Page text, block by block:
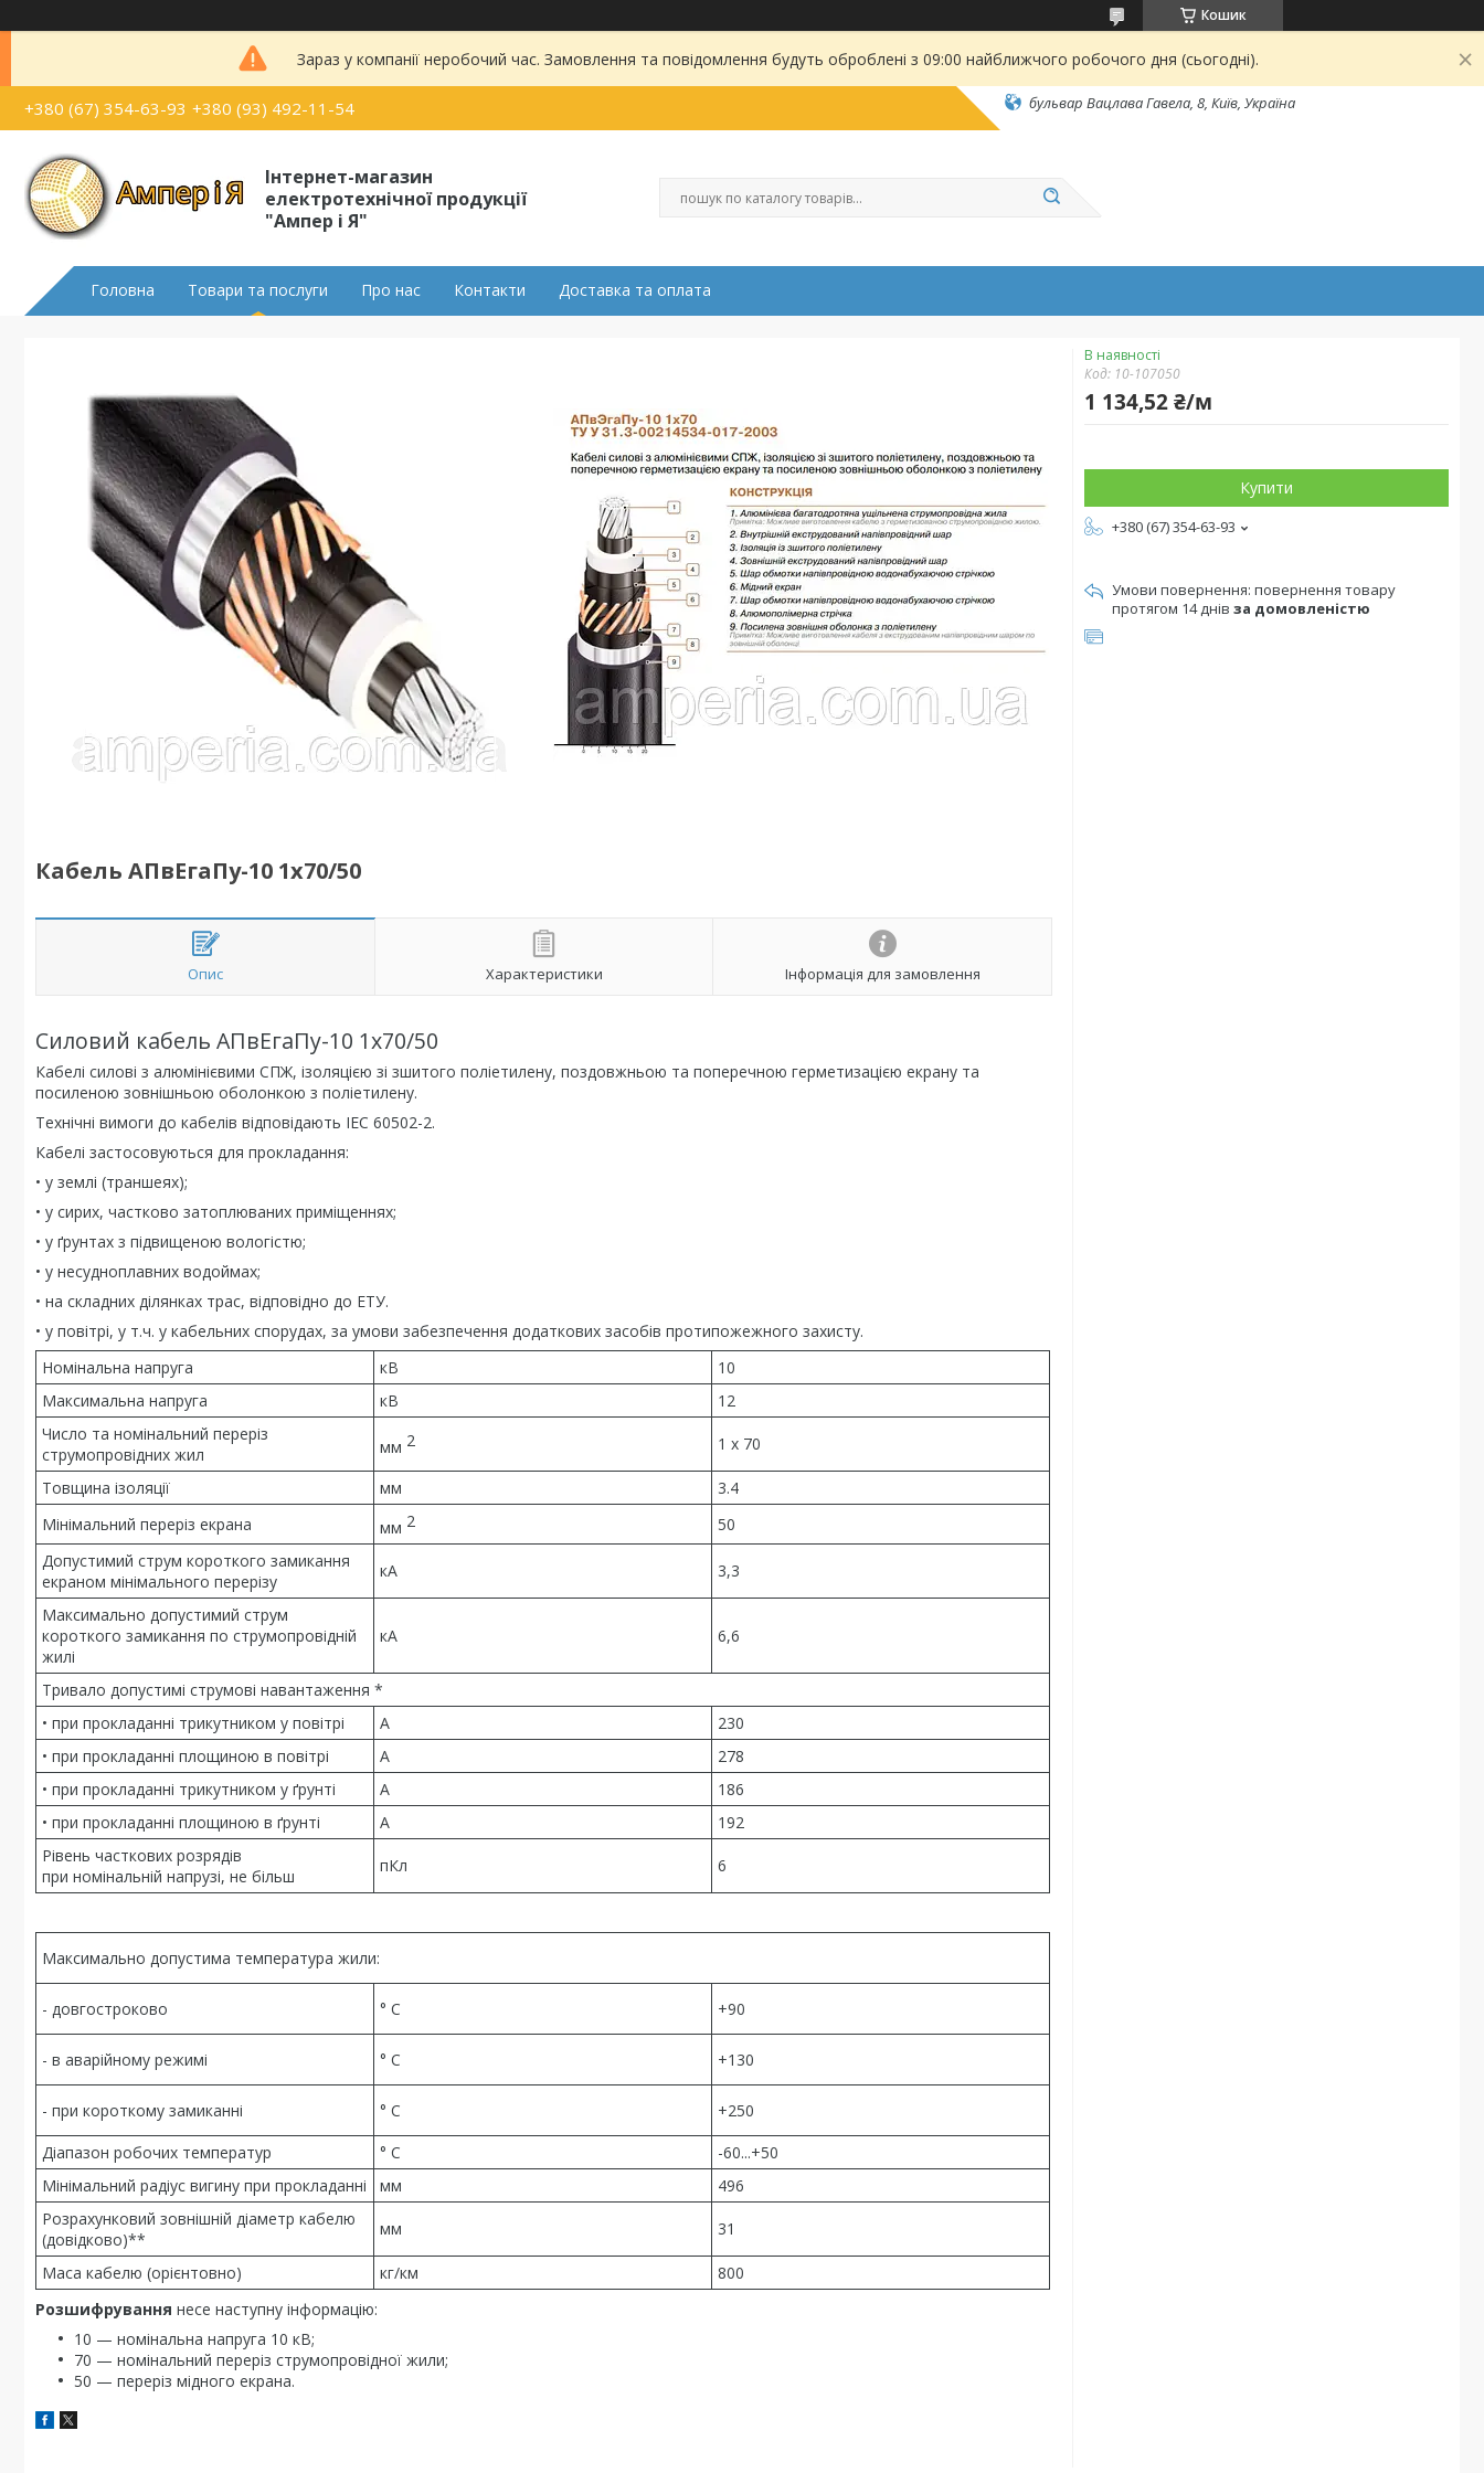
Кошик
Зараз у компанії неробочий час. Замовлення та повідомлення будуть оброблені з 09:00 найближчого робочого дня (сьогодні).
+380 (67) 354-63-93 +380 (93) 492-11-54 бульвар Вацлава Гавела, 8, Київ, Україна
Інтернет-магазин
електротехнічної продукції
"Ампер і Я"
Головна Товари та послуги Про нас Контакти Доставка та оплата
Кабель АПвЕгаПу-10 1х70/50
Опис Характеристики Інформація для замовлення
Силовий кабель АПвЕгаПу-10 1х70/50
Кабелі силові з алюмінієвими СПЖ, ізоляцією зі зшитого поліетилену, поздовжньою та поперечною герметизацією екрану та
посиленою зовнішньою оболонкою з поліетилену.
Технічні вимоги до кабелів відповідають IEC 60502-2.
Кабелі застосовуються для прокладання:
• у землі (траншеях);
• у сирих, частково затоплюваних приміщеннях;
• у ґрунтах з підвищеною вологістю;
• у несудноплавних водоймах;
• на складних ділянках трас, відповідно до ЕТУ.
• у повітрі, у т.ч. у кабельних спорудах, за умови забезпечення додаткових засобів протипожежного захисту.
Номінальна напруга
кВ
10
Максимальна напруга
кВ
12
Число та номінальний переріз
струмопровідних жил
мм 2 1 x 70
Товщина ізоляції мм
3.4
Мінімальний переріз екрана
мм 2
50
Допустимий струм короткого замикання
екраном мінімального перерізу
кА 3,3
Максимально допустимий струм
короткого замикання по струмопровідній
жилі
кА 6,6
Тривало допустимі струмові навантаження *
• при прокладанні трикутником у повітрі
А
230
• при прокладанні площиною в повітрі
А
278
• при прокладанні трикутником у ґрунті
А
186
• при прокладанні площиною в ґрунті
А
192
Рівень часткових розрядів
при номінальній напрузі, не більш
пКл 6
Максимально допустима температура жили:
- довгостроково ° С +90
- в аварійному режимі ° С +130
- при короткому замиканні ° С
+250
Діапазон робочих температур
° С
-60...+50
Мінімальний радіус вигину при прокладанні
мм
496
Розрахунковий зовнішній діаметр кабелю
(довідково)**
мм 31
Маса кабелю (орієнтовно) кг/км
800
Розшифрування несе наступну інформацію:
10 — номінальна напруга 10 кВ;
70 — номінальний переріз струмопровідної жили;
50 — переріз мідного екрана.
В наявності
Код: 10-107050
1 134,52 ₴/м
Купити
+380 (67) 354-63-93
повернення товару
протягом 14 днів за домовленістю